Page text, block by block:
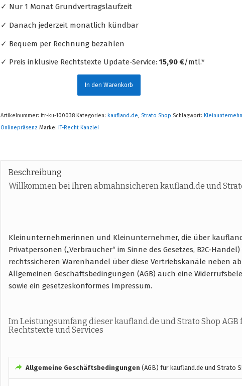
✓ Nur 1 Monat Grundvertragslaufzeit
✓ Danach jederzeit monatlich kündbar
✓ Bequem per Rechnung bezahlen
✓ Preis inklusive Rechtstexte Update-Service:15,90 €/mtl.*
In den Warenkorb
Artikelnummer:itr-ku-100038 Kategorien: kaufland.de, Strato Shop Schlagwort:
Onlinepräsenz Marke:IT-Recht Kanzlei
Beschreibung
Willkommen bei Ihren abmahnsicheren kaufland.de und
Kleinunternehmerinnen und Kleinunternehmer, die über
Privatpersonen („Verbraucher“ im Sinne des Gesetzes, B2C-
rechtssicheren Warenhandel über diese Vertriebskanäle neben
Allgemeinen Geschäftsbedingungen (AGB) auch eine
sowie ein gesetzeskonformes Impressum.
Im Leistungsumfang dieser kaufland.de und Strato Shop
Rechtstexte und Services
Allgemeine Geschäftsbedingungen (AGB) für kaufland.de und Strato